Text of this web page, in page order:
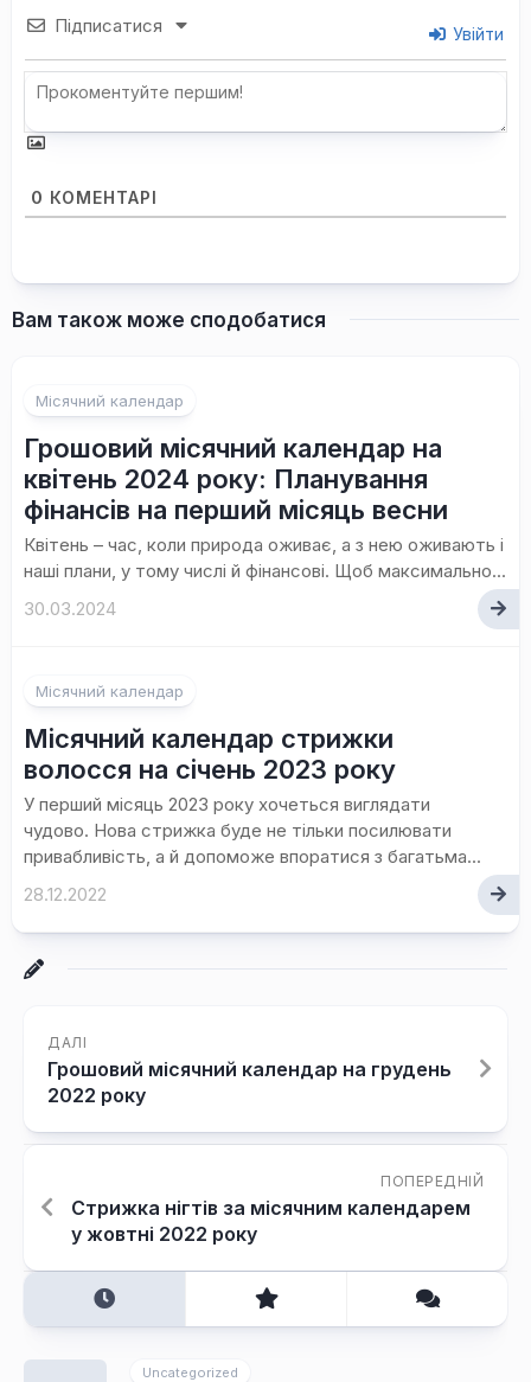
Підписатися Увійти
0 КОМЕНТАРІ
Вам також може сподобатися
Місячний календар
Грошовий місячний календар на
квітень 2024 року: Планування
фінансів на перший місяць весни
Квітень – час, коли природа оживає, а з нею оживають і
наші плани, у тому числі й фінансові. Щоб максимально...
30.03.2024
Місячний календар
Місячний календар стрижки
волосся на січень 2023 року
У перший місяць 2023 року хочеться виглядати
чудово. Нова стрижка буде не тільки посилювати
привабливість, а й допоможе впоратися з багатьма...
28.12.2022
ДАЛІ
Грошовий місячний календар на грудень
2022 року
ПОПЕРЕДНІЙ
Стрижка нігтів за місячним календарем
у жовтні 2022 року
Uncategorized